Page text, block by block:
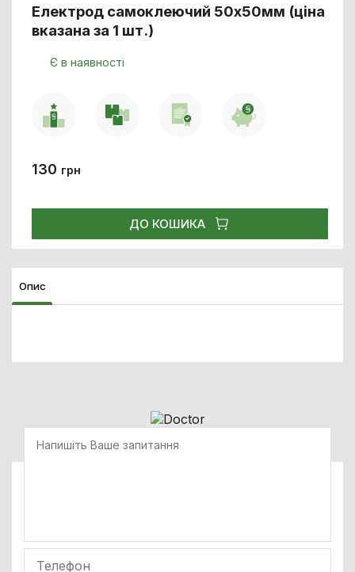
Електрод самоклеючий 50х50мм (ціна
вказана за 1 шт.)
Є в наявності
130 грн
ДО КОШИКА
Опис